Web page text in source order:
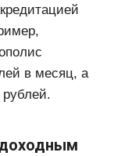
в месяц, а